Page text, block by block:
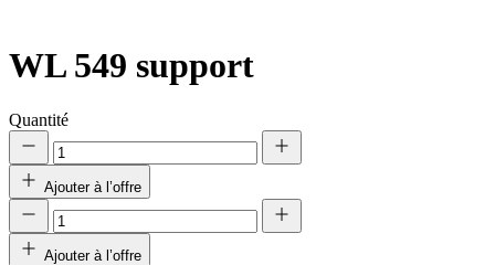
WL 549 support
Quantité
Ajouter à l’offre
Ajouter à l’offre